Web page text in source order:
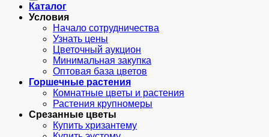
Каталог
Условия
Начало сотрудничества
Узнать цены
Цветочный аукцион
Минимальная закупка
Оптовая база цветов
Горшечные растения
Комнатные цветы и растения
Растения крупномеры
Срезанные цветы
Купить хризантему